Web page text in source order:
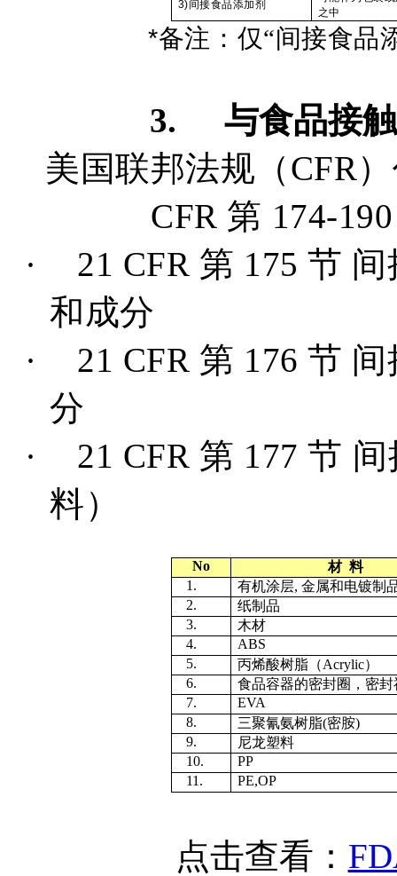
3)间接食品添加剂
之中
*备注：仅“间接食品
3.
与食品接
美国联邦法规（CFR
CFR 第 174-
·
21 CFR 第 175节 间
和成分
·
21 CFR 第 176节 间
分
·
21 CFR 第 177节 间
料）
No 材 料
1.
有机涂层, 金属和电镀制
2.
纸制品
3.
木材
4.
ABS
5.
丙烯酸树脂（Acrylic）
6.
食品容器的密封圈，密封
7.
EVA
8.
三聚氰氨树脂(密胺)
9.
尼龙塑料
10.
PP
11.
PE,OP
点击查看：